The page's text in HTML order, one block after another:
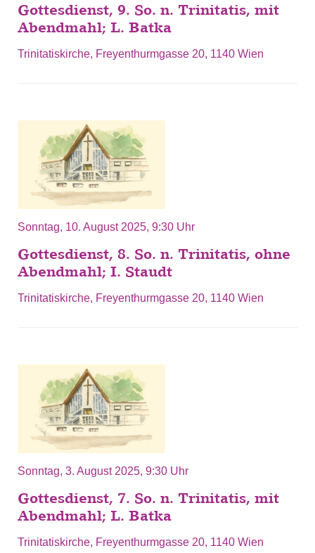
Gottesdienst, 9. So. n. Trinitatis, mit
Abendmahl; L. Batka
Trinitatiskirche, Freyenthurmgasse 20, 1140 Wien
Sonntag, 10. August 2025, 9:30 Uhr
Gottesdienst, 8. So. n. Trinitatis, ohne
Abendmahl; I. Staudt
Trinitatiskirche, Freyenthurmgasse 20, 1140 Wien
Sonntag, 3. August 2025, 9:30 Uhr
Gottesdienst, 7. So. n. Trinitatis, mit
Abendmahl; L. Batka
Trinitatiskirche, Freyenthurmgasse 20, 1140 Wien